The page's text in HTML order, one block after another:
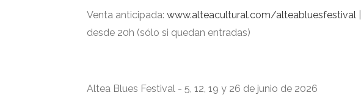
Venta anticipada: www.alteacultural.com/alteabluesfestival
desde 20h (sólo si quedan entradas)
Altea Blues Festival - 5, 12, 19 y 26 de junio de 2026